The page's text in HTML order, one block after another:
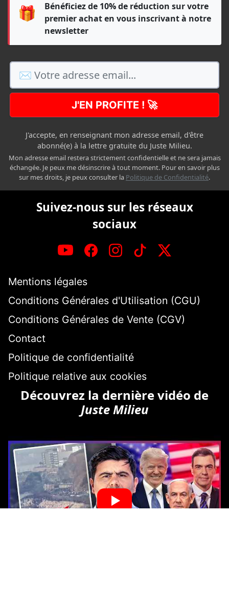
🎁
Bénéficiez de 10% de réduction sur votre
premier achat en vous inscrivant à notre
newsletter
J'EN PROFITE ! 🚀
J'accepte, en renseignant mon adresse email, d'être
abonné(e) à la lettre gratuite du Juste Milieu.
Mon adresse email restera strictement confidentielle et ne sera jamais
échangée. Je peux me désinscrire à tout moment. Pour en savoir plus
sur mes droits, je peux consulter la Politique de Confidentialité.
Suivez-nous sur les réseaux
sociaux
Mentions légales
Conditions Générales d'Utilisation (CGU)
Conditions Générales de Vente (CGV)
Contact
Politique de confidentialité
Politique relative aux cookies
Découvrez la dernière vidéo de
Juste Milieu